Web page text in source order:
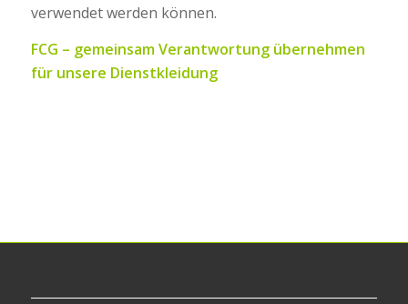
verwendet werden können.
FCG – gemeinsam Verantwortung übernehmen
für unsere Dienstkleidung